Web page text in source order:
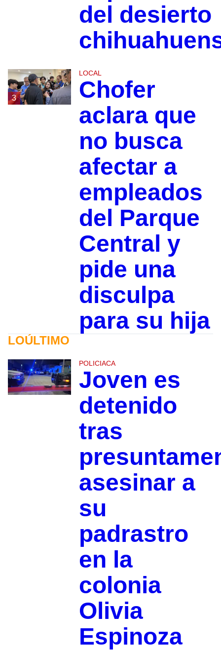
del desierto
3
LOCAL
Chofer
aclara que
no busca
afectar a
empleados
del Parque
Central y
pide una
disculpa
para su hija
LOÚLTIMO
POLICIACA
Joven es
detenido
tras
asesinar a
su
padrastro
en la
colonia
Olivia
Espinoza